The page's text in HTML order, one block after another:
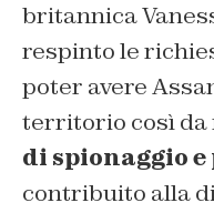
britannica
respinto le
poter avere
territorio così da
di spionaggio
contribuito alla